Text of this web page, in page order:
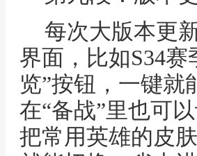
每次大版本更
界面，比如S34
览”按钮，一键就
在“备战”里也可
把常用英雄的皮